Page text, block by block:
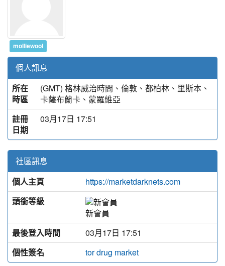
molliewool
個人訊息
所在
時區
(GMT) 格林威治時間、倫敦、都柏林、里斯本、
卡薩布蘭卡、蒙羅維亞
註冊
日期
03月17日 17:51
社區訊息
個人主頁
https://marketdarknets.com
頭銜等級
新會員
最後登入時間
03月17日 17:51
個性簽名
tor drug market